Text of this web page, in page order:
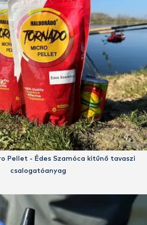
Pellet - Édes Szamóca kitűnő tavaszi
csalogatóanyag